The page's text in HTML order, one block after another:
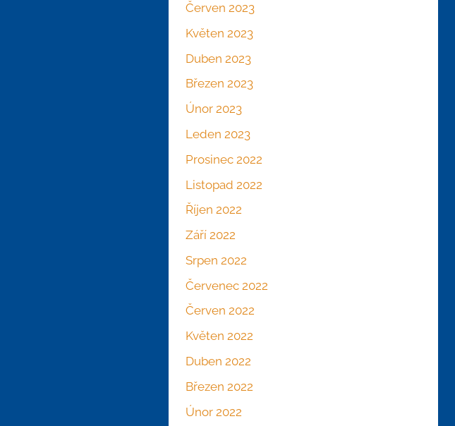
Červen 2023
Květen 2023
Duben 2023
Březen 2023
Únor 2023
Leden 2023
Prosinec 2022
Listopad 2022
Říjen 2022
Září 2022
Srpen 2022
Červenec 2022
Červen 2022
Květen 2022
Duben 2022
Březen 2022
Únor 2022